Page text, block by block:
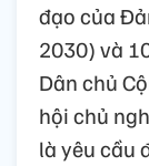
đạo của
2030) và
Dân chủ
hội chủ
là yêu cầu